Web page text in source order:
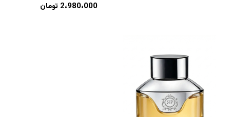
2،980،000 تومان